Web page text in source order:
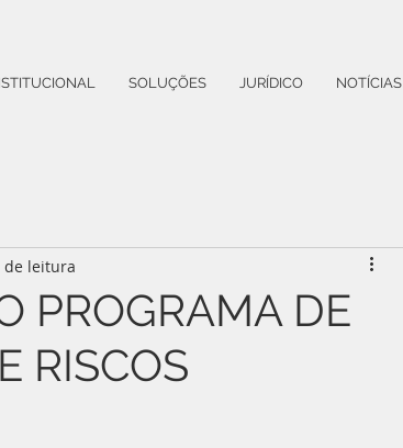
SOLUÇÕES JURÍDICO NOTÍCIAS
PROGRAMA DE
RISCOS
de leitura